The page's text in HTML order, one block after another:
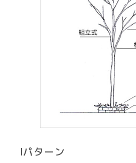
Iパターン